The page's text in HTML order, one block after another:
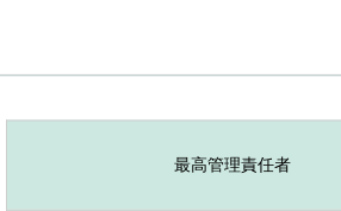
最高管理責任者